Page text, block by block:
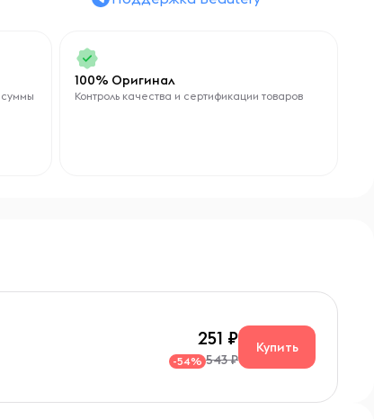
100% Оригинал
Контроль качества и сертификации товаров
251
-54% 543 ₽
Купить